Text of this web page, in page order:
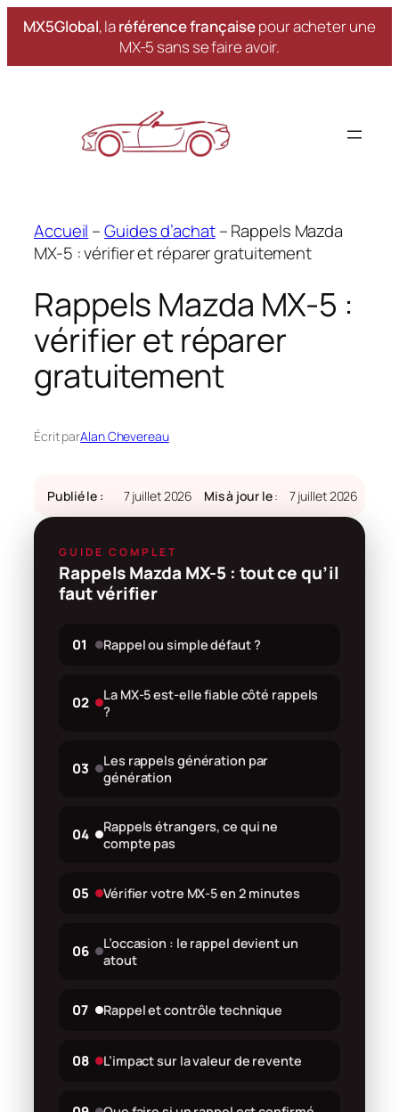
MX5Global, laréférence françaisepour acheter une
MX-5 sans se faire avoir.
Accueil –Guides d’achat–Rappels Mazda
MX-5 : vérifier et réparer gratuitement
Rappels Mazda MX-5 :
vérifier et réparer
gratuitement
Écrit parAlan Chevereau
Publié le : 7 juillet 2026 Mis à jour le: 7 juillet 2026
GUIDE COMPLET
Rappels Mazda MX-5 : tout ce qu’il
faut vérifier
01 Rappel ou simple défaut ?
02
La MX-5 est-elle fiable côté rappels
?
03
Les rappels génération par
génération
04
Rappels étrangers, ce qui ne
compte pas
05 Vérifier votre MX-5 en 2 minutes
06
L’occasion : le rappel devient un
atout
07 Rappel et contrôle technique
08 L’impact sur la valeur de revente